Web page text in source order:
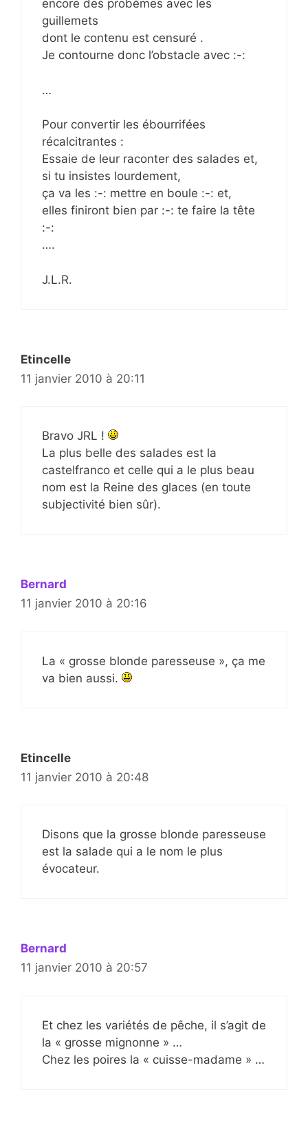
encore des probèmes avec les
guillemets
dont le contenu est censuré .
Je contourne donc l’obstacle avec :-:
…
Pour convertir les ébourrifées
récalcitrantes :
Essaie de leur raconter des salades et,
si tu insistes lourdement,
ça va les :-: mettre en boule :-: et,
elles finiront bien par :-: te faire la tête
:-:
….
J.L.R.
Etincelle
11 janvier 2010 à 20:11
Bravo JRL !
La plus belle des salades est la
castelfranco et celle qui a le plus beau
nom est la Reine des glaces (en toute
subjectivité bien sûr).
Bernard
11 janvier 2010 à 20:16
La « grosse blonde paresseuse », ça me
va bien aussi.
Etincelle
11 janvier 2010 à 20:48
Disons que la grosse blonde paresseuse
est la salade qui a le nom le plus
évocateur.
Bernard
11 janvier 2010 à 20:57
Et chez les variétés de pêche, il s’agit de
la « grosse mignonne » …
Chez les poires la « cuisse-madame » …